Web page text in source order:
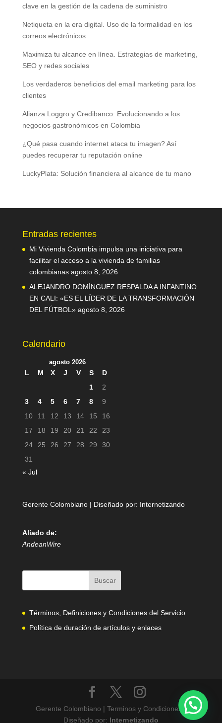
clave en la gestión de la cadena de suministro
Netiqueta en la era digital. Uso de la formalidad en los
correos electrónicos
Maximiza tu alcance en línea. Estrategias de marketing,
SEO y redes sociales
Los verdaderos beneficios del email marketing para los
clientes
Alianza Loggro y Credibanco: Evolucionando a los
negocios gastronómicos en Colombia
¿Qué pasa cuando internet ataca tu imagen? Así
puedes recuperar tu reputación online
LuckyPlata: Solución financiera al alcance de tu mano
Entradas recientes
Mi Vivienda Colombia impulsa una iniciativa para
facilitar el acceso a la vivienda de familias
colombianas agosto 8, 2026
ALEJANDRO DOMÍNGUEZ RESPALDA A INFANTINO
EN CALI: «ES EL LÍDER DE LA TRANSFORMACIÓN
DEL FÚTBOL» agosto 8, 2026
Calendario
agosto 2026
L M X J V S
D
1
2
3
4 5 6 7 8
9
10
11 12 13 14 15
16
17
18 19 20 21 22
23
24
25 26 27 28 29
30
31
« Jul
Gerente Colombiano | Diseñado por: Internetizando
Aliado de:
AndeanWire
Términos, Definiciones y Condiciones del Servicio
Política de duración de artículos y enlaces
Gerente Colombiano | Terminos y Condiciones |
Diseñado por: Internetizando